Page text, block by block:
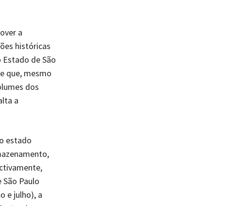
a
históricas
de São
que, mesmo
dos
a
estado
Paulo
e julho), a